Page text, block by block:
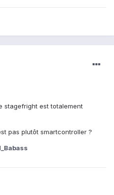
stagefright est totalement
pas plutôt smartcontroller ?